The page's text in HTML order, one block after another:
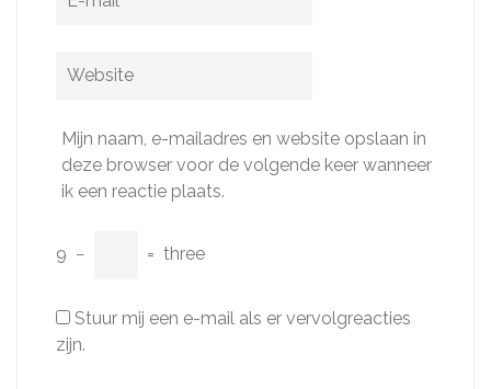
Website
Mijn naam, e-mailadres en website opslaan in
deze browser voor de volgende keer wanneer
ik een reactie plaats.
9 − = three
Stuur mij een e-mail als er vervolgreacties
zijn.